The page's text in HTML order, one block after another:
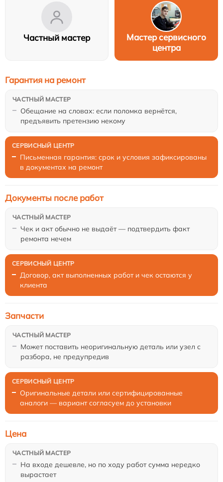
Частный мастер
Мастер сервисного
центра
Обещание на словах: если поломка вернётся,
предъявить претензию некому
Гарантия на ремонт
Письменная гарантия: срок и условия зафиксированы
в документах на ремонт
Чек и акт обычно не выдаёт — подтвердить факт
ремонта нечем
Документы после работ
Договор, акт выполненных работ и чек остаются у
клиента
Может поставить неоригинальную деталь или узел с
разбора, не предупредив
Запчасти
Оригинальные детали или сертифицированные
аналоги — вариант согласуем до установки
На входе дешевле, но по ходу работ сумма нередко
вырастает
Цена